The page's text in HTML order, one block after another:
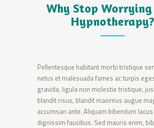
Why Stop
Hypnotherapy?
Pellentesque habitant morbi tristique
netus et malesuada fames ac turpis
gravida, ligula non molestie tristique,
blandit risus, blandit maximus augue
accumsan ante. Aliquam bibendum
dignissim faucibus. Sed mauris enim,